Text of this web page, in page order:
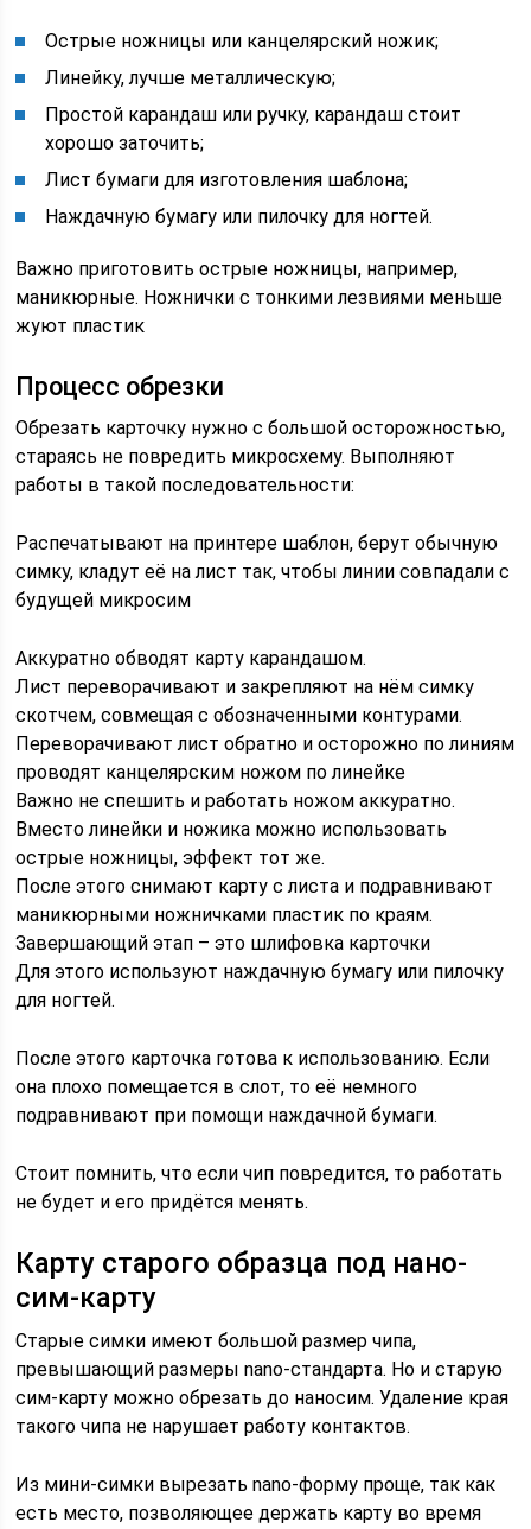
Острые ножницы или канцелярский ножик;
Линейку, лучше металлическую;
Простой карандаш или ручку, карандаш стоит
хорошо заточить;
Лист бумаги для изготовления шаблона;
Наждачную бумагу или пилочку для ногтей.
Важно приготовить острые ножницы, например,
маникюрные. Ножнички с тонкими лезвиями меньше
жуют пластик
Процесс обрезки
Обрезать карточку нужно с большой осторожностью,
стараясь не повредить микросхему. Выполняют
работы в такой последовательности:
Распечатывают на принтере шаблон, берут обычную
симку, кладут её на лист так, чтобы линии совпадали с
будущей микросим
Аккуратно обводят карту карандашом.
Лист переворачивают и закрепляют на нём симку
скотчем, совмещая с обозначенными контурами.
Переворачивают лист обратно и осторожно по линиям
проводят канцелярским ножом по линейке
Важно не спешить и работать ножом аккуратно.
Вместо линейки и ножика можно использовать
острые ножницы, эффект тот же.
После этого снимают карту с листа и подравнивают
маникюрными ножничками пластик по краям.
Завершающий этап – это шлифовка карточки
Для этого используют наждачную бумагу или пилочку
для ногтей.
После этого карточка готова к использованию. Если
она плохо помещается в слот, то её немного
подравнивают при помощи наждачной бумаги.
Стоит помнить, что если чип повредится, то работать
не будет и его придётся менять.
Карту старого образца под нано-
сим-карту
Старые симки имеют большой размер чипа,
превышающий размеры nano-стандарта. Но и старую
сим-карту можно обрезать до наносим. Удаление края
такого чипа не нарушает работу контактов.
Из мини-симки вырезать nano-форму проще, так как
есть место, позволяющее держать карту во время